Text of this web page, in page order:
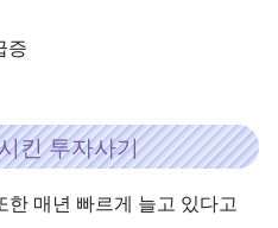
킨 투자사기
한 매년 빠르게 늘고 있다고